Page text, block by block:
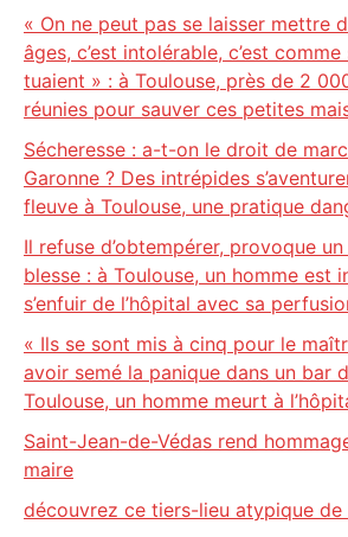
« On ne peut pas se laisser mettre
âges, c’est intolérable, c’est comme
tuaient » : à Toulouse, près de 2
réunies pour sauver ces petites
Sécheresse : a-t-on le droit de
Garonne ? Des intrépides
fleuve à Toulouse, une pratique
Il refuse d’obtempérer, provoque
blesse : à Toulouse, un homme est
s’enfuir de l’hôpital avec sa
« Ils se sont mis à cinq pour le
avoir semé la panique dans un bar
Toulouse, un homme meurt à
Saint-Jean-de-Védas rend
maire
découvrez ce tiers-lieu atypique